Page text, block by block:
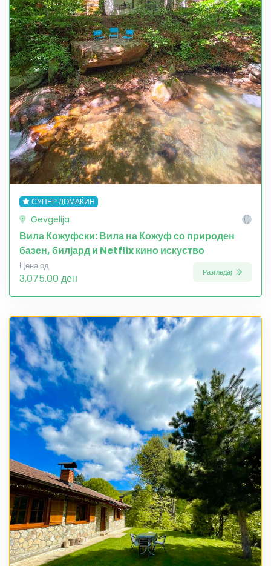
СУПЕР ДОМАЌИН
Gevgelija
Вила Кожуфски: Вила на Кожуф со природен
базен, билјард и Netflix кино искуство
Цена од
3,075.00 ден Разгледај